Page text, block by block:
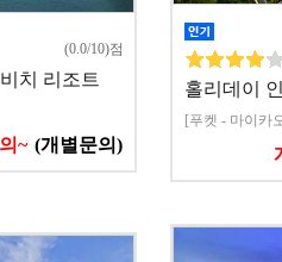
(0.0/10)점
치 리조트
~ (개별문의)
홀리데이
[푸켓 - 마이카